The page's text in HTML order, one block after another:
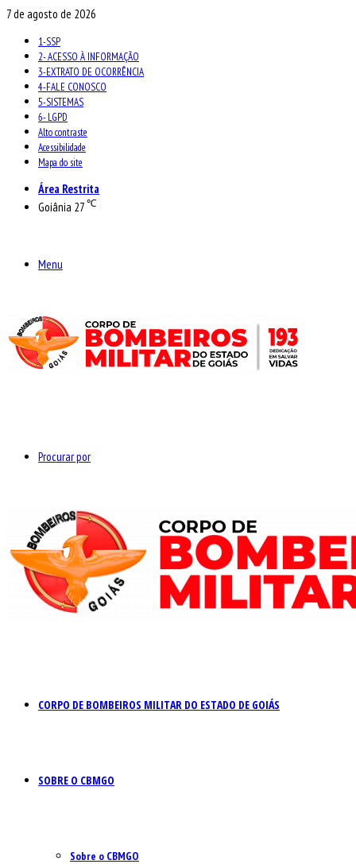
7 de agosto de 2026
1-SSP
2- ACESSO À INFORMAÇÃO
3-EXTRATO DE OCORRÊNCIA
4-FALE CONOSCO
5-SISTEMAS
6- LGPD
Alto contraste
Acessibilidade
Mapa do site
Área Restrita
Goiânia 27℃
Menu
Procurar por
CORPO DE BOMBEIROS MILITAR DO ESTADO DE GOIÁS
SOBRE O CBMGO
Sobre o CBMGO